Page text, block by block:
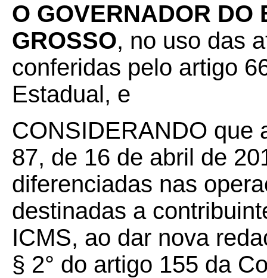
O GOVERNADOR DO
GROSSO, no uso das
conferidas pelo artigo
Estadual, e
CONSIDERANDO que
87, de 16 de abril de
diferenciadas nas
destinadas a
ICMS, ao dar nova
§ 2° do artigo 155 da